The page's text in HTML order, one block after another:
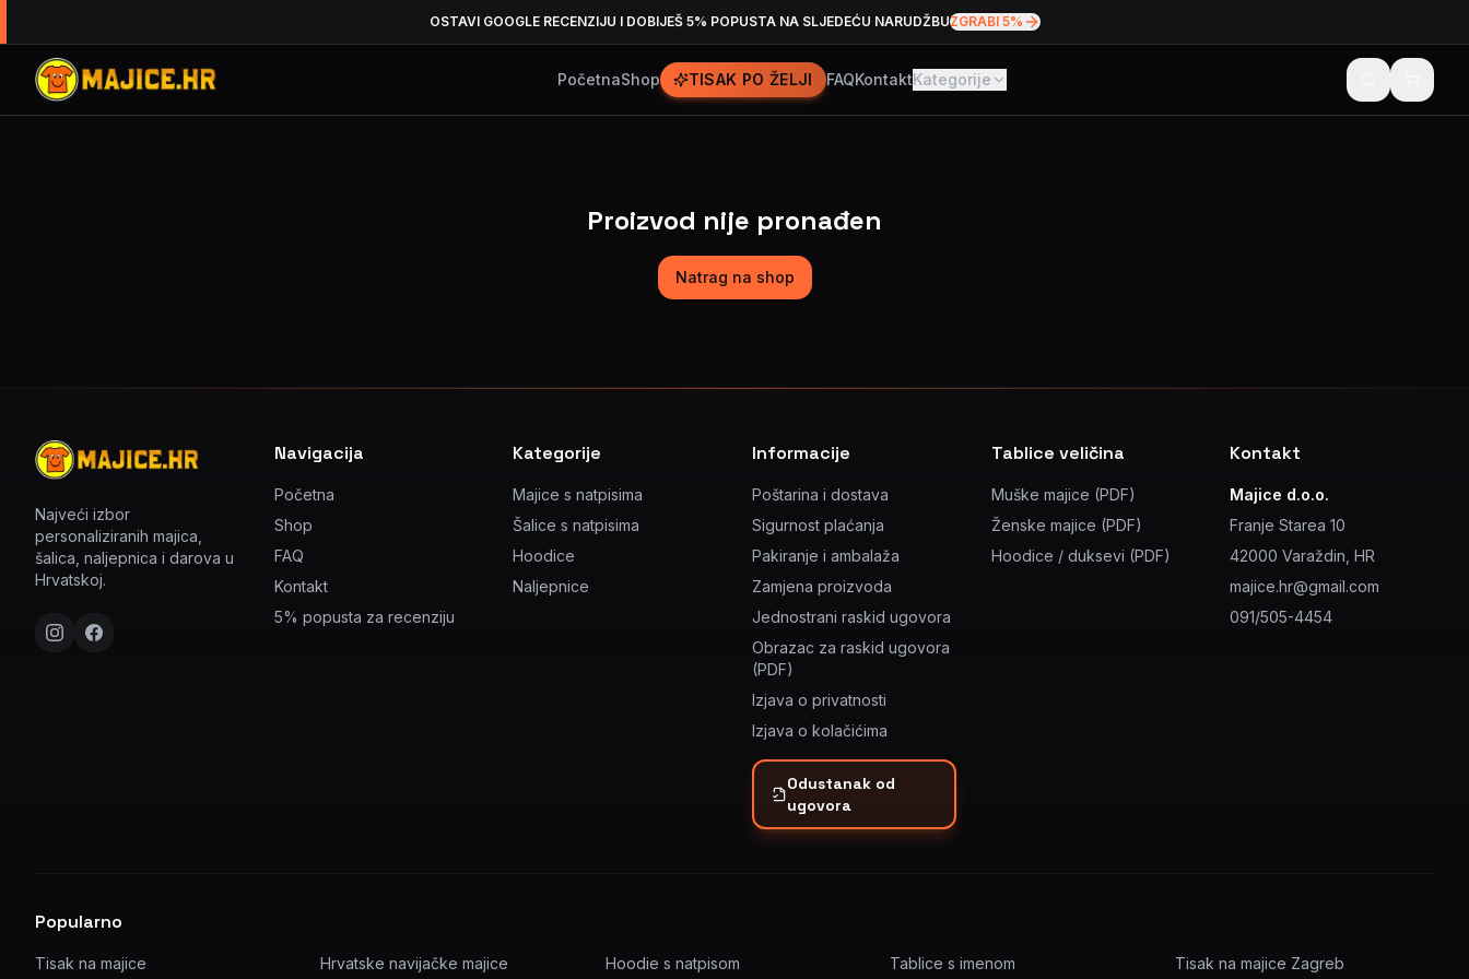
OSTAVI GOOGLE RECENZIJU I DOBIJEŠ 5% POPUSTA NA SLJEDEĆU NARUDŽBUZGRABI 5%
PočetnaShop TISAK PO ŽELJI FAQKontaktKategorije
Proizvod nije pronađen
Natrag na shop
Najveći izbor
personaliziranih majica,
šalica, naljepnica i darova u
Hrvatskoj.
Navigacija
Početna
Shop
FAQ
Kontakt
5% popusta za recenziju
Kategorije
Majice s natpisima
Šalice s natpisima
Hoodice
Naljepnice
Informacije
Poštarina i dostava
Sigurnost plaćanja
Pakiranje i ambalaža
Zamjena proizvoda
Jednostrani raskid ugovora
Obrazac za raskid ugovora
(PDF)
Izjava o privatnosti
Izjava o kolačićima
Odustanak od
ugovora
Tablice veličina
Muške majice (PDF)
Ženske majice (PDF)
Hoodice / duksevi (PDF)
Kontakt
Majice d.o.o.
Franje Starea 10
42000 Varaždin, HR
majice.hr@gmail.com
091/505-4454
Popularno
Tisak na majice Hrvatske navijačke majice Hoodie s natpisom Tablice s imenom Tisak na majice Zagreb